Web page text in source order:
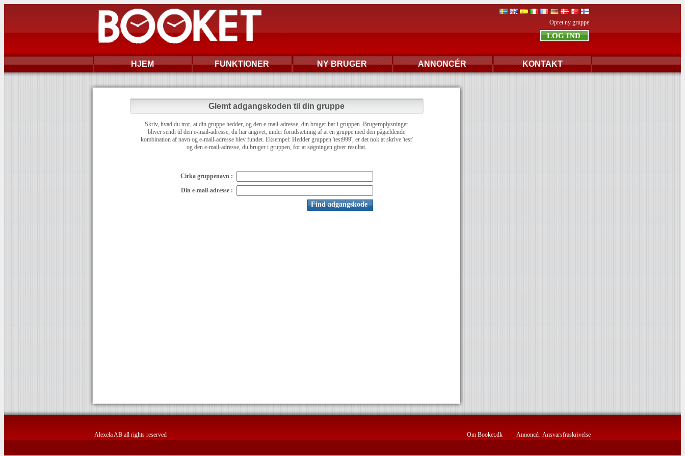
Opret ny gruppe
HJEM FUNKTIONER NY BRUGER ANNONCÉR KONTAKT
Glemt adgangskoden til din gruppe
Skriv, hvad du tror, at din gruppe hedder, og den e-mail-adresse, din bruger har i gruppen. Brugeroplysninger
bliver sendt til den e-mail-adresse, du har angivet, under forudsætning af at en gruppe med den pågældende
kombination af navn og e-mail-adresse blev fundet. Eksempel: Hedder gruppen 'test999', er det nok at skrive 'test'
og den e-mail-adresse, du bruger i gruppen, for at søgningen giver resultat.
Cirka gruppenavn :
Din e-mail-adresse :
Alexela AB all rights reserved Om Booket.dk Annoncér Ansvarsfraskrivelse